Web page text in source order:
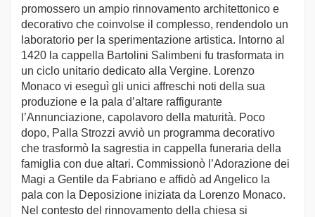
promossero un ampio rinnovamento architettonico e
decorativo che coinvolse il complesso, rendendolo un
laboratorio per la sperimentazione artistica. Intorno al
1420 la cappella Bartolini Salimbeni fu trasformata in
un ciclo unitario dedicato alla Vergine. Lorenzo
Monaco vi eseguì gli unici affreschi noti della sua
produzione e la pala d’altare raffigurante
l’Annunciazione, capolavoro della maturità. Poco
dopo, Palla Strozzi avviò un programma decorativo
che trasformò la sagrestia in cappella funeraria della
famiglia con due altari. Commissionò l’Adorazione dei
Magi a Gentile da Fabriano e affidò ad Angelico la
pala con la Deposizione iniziata da Lorenzo Monaco.
Nel contesto del rinnovamento della chiesa si